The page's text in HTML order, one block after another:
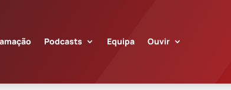
Podcasts Equipa Ouvir